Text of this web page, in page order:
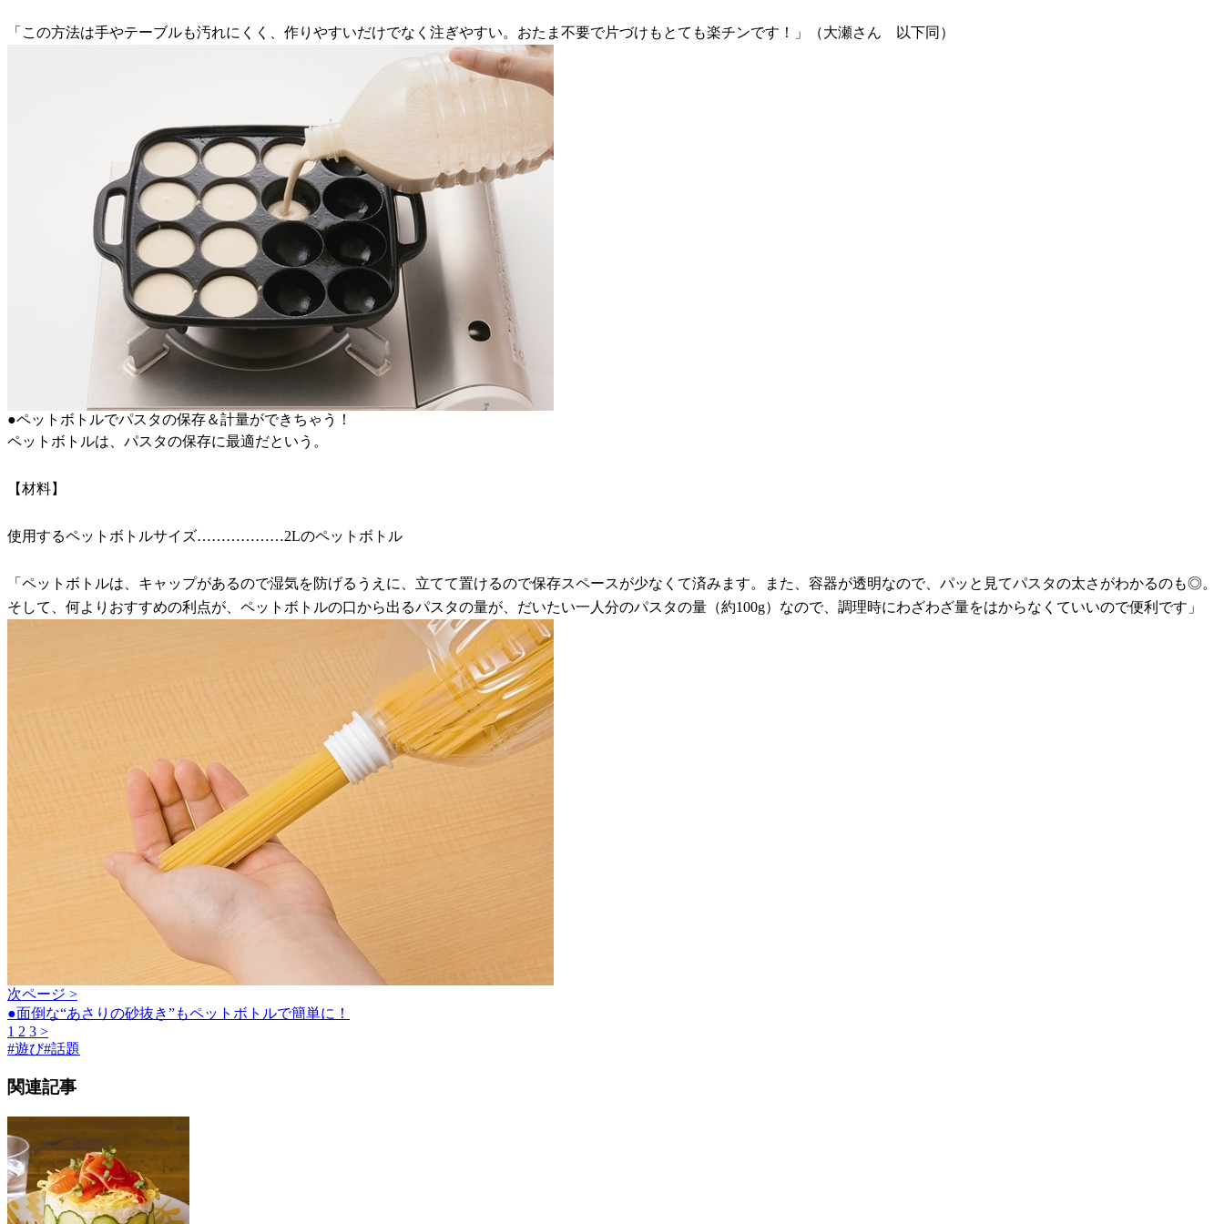
「この方法は手やテーブルも汚れにくく、作りやすいだけでなく注ぎやすい。おたま不要で片づけもとても楽チンです！」（大瀬さん 以下同）
●ペットボトルでパスタの保存＆計量ができちゃう！
ペットボトルは、パスタの保存に最適だという。
【材料】
使用するペットボトルサイズ………………2Lのペットボトル
「ペットボトルは、キャップがあるので湿気を防げるうえに、立てて置けるので保存スペースが少なくて済みます。また、容器が透明なので、パッと見てパスタの太さがわかるのも◎。
そして、何よりおすすめの利点が、ペットボトルの口から出るパスタの量が、だいたい一人分のパスタの量（約100g）なので、調理時にわざわざ量をはからなくていいので便利です」
次ページ >
●面倒な“あさりの砂抜き”もペットボトルで簡単に！
1 2 3 >
#遊び#話題
関連記事